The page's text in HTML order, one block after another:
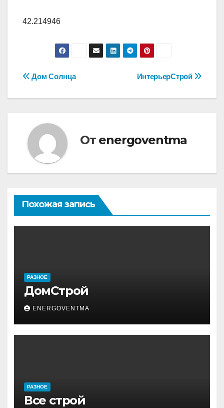
42.214946
Навигация
по
записям
ИнтерьерСтрой
Дом Солнца
От energoventma
Похожая запись
РАЗНОЕ
ДомСтрой
ENERGOVENTMA
РАЗНОЕ
Все строй